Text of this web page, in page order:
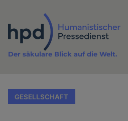
Inhalt
Der säkulare Blick auf die Welt.
GESELLSCHAFT